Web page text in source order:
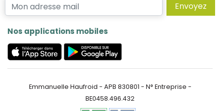
Envoyez
Nos applications mobiles
Emmanuelle Haufroid - APB 830801 - N° Entreprise -
BE0458.496.432